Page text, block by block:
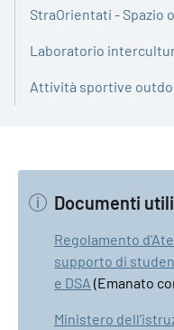
StraOrientati - Spazio
Laboratorio
Attività sportive
Documenti utili
Regolamento
supporto di
e DSA (Emanato
Ministero